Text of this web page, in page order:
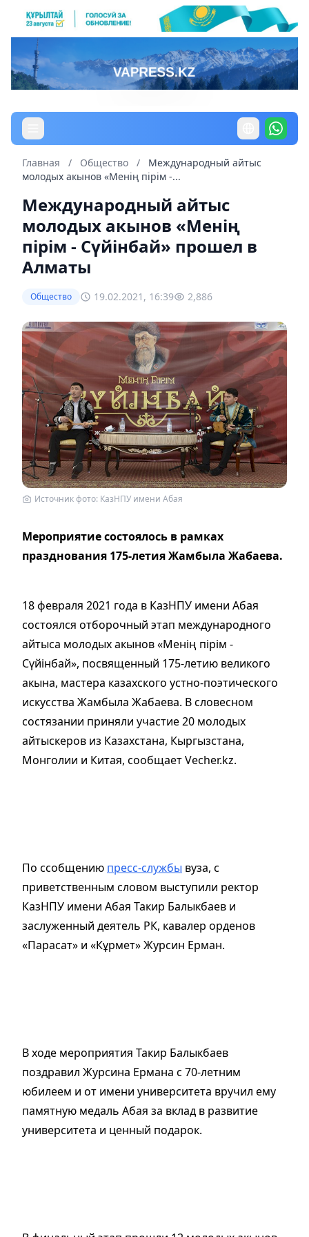
Главная / Общество /
Международный айтыс
молодых акынов «Менің пірім -...
Международный айтыс
молодых акынов «Менің
пірім - Сүйінбай» прошел в
Алматы
Общество 19.02.2021, 16:39 2,886
Источник фото: КазНПУ имени Абая
Мероприятие состоялось в рамках
празднования 175-летия Жамбыла Жабаева.
18 февраля 2021 года в КазНПУ имени Абая
состоялся отборочный этап международного
айтыса молодых акынов «Менің пірім -
Сүйінбай», посвященный 175-летию великого
акына, мастера казахского устно-поэтического
искусства Жамбыла Жабаева. В словесном
состязании приняли участие 20 молодых
айтыскеров из Казахстана, Кыргызстана,
Монголии и Китая, сообщает Vecher.kz.
По ссобщению пресс-службы вуза, с
приветственным словом выступили ректор
КазНПУ имени Абая Такир Балыкбаев и
заслуженный деятель РК, кавалер орденов
«Парасат» и «Кұрмет» Журсин Ерман.
В ходе мероприятия Такир Балыкбаев
поздравил Журсина Ермана с 70-летним
юбилеем и от имени университета вручил ему
памятную медаль Абая за вклад в развитие
университета и ценный подарок.